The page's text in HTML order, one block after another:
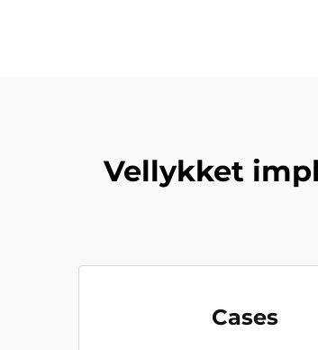
Vellykket
Cases